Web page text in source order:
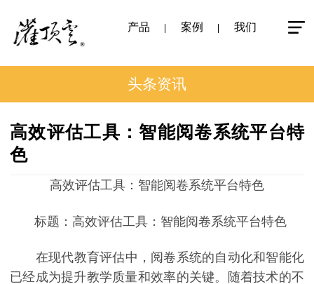
产品 案例 我们
头条资讯
高效评估工具：智能阅卷系统平台特
色
高效评估工具：智能阅卷系统平台特色
标题：高效评估工具：智能阅卷系统平台特色
在现代教育评估中，阅卷系统的自动化和智能化
已经成为提升教学质量和效率的关键。随着技术的不